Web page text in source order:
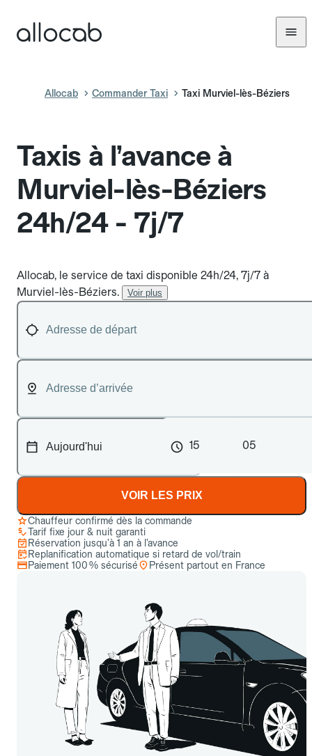
Allocab Commander Taxi Taxi Murviel-lès-Béziers
Taxis à l’avance à
Murviel-lès-Béziers
24h/24 - 7j/7
Allocab, le service de taxi disponible 24h/24, 7j/7 à
Murviel-lès-Béziers.
Voir plus
15 05
VOIR LES PRIX
Chauffeur confirmé dès la commande
Tarif fixe jour & nuit garanti
Réservation jusqu’à 1 an à l’avance
Replanification automatique si retard de vol/train
Paiement 100 % sécurisé
Présent partout en France